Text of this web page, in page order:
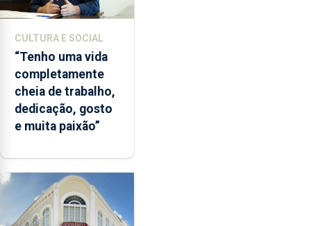
CULTURA E SOCIAL
“Tenho uma vida
completamente
cheia de trabalho,
dedicação, gosto
e muita paixão”